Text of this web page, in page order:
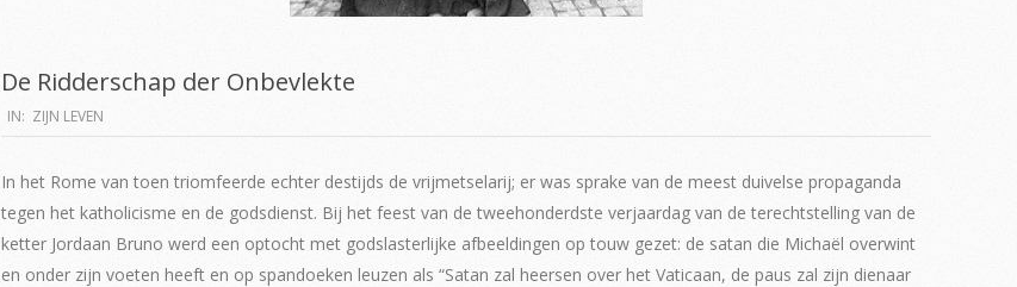
De Ridderschap der Onbevlekte
2019-
06-
15
IN: ZIJN LEVEN
In het Rome van toen triomfeerde echter destijds de vrijmetselarij; er was sprake van de meest duivelse propaganda
tegen het katholicisme en de godsdienst. Bij het feest van de tweehonderdste verjaardag van de terechtstelling van de
ketter Jordaan Bruno werd een optocht met godslasterlijke afbeeldingen op touw gezet: de satan die Michaël overwint
en onder zijn voeten heeft en op spandoeken leuzen als “Satan zal heersen over het Vaticaan, de paus zal zijn dienaar